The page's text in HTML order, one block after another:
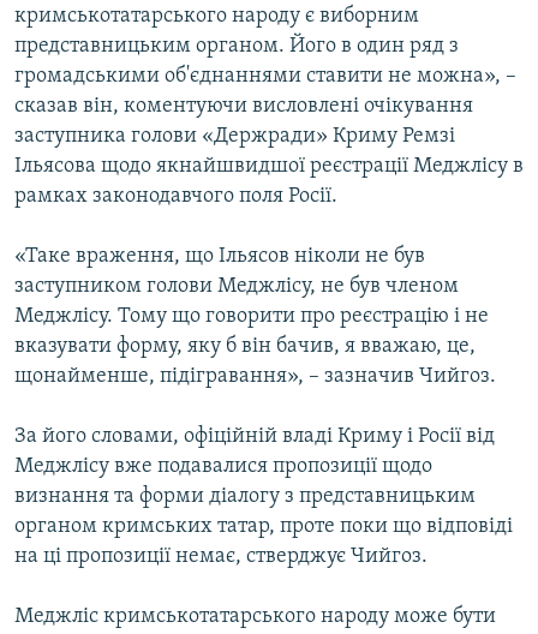
кримськотатарського народу є виборним
представницьким органом. Його в один ряд з
громадськими об'єднаннями ставити не можна», –
сказав він, коментуючи висловлені очікування
заступника голови «Держради» Криму Ремзі
Ільясова щодо якнайшвидшої реєстрації Меджлісу в
рамках законодавчого поля Росії.
«Таке враження, що Ільясов ніколи не був
заступником голови Меджлісу, не був членом
Меджлісу. Тому що говорити про реєстрацію і не
вказувати форму, яку б він бачив, я вважаю, це,
щонайменше, підігравання», – зазначив Чийгоз.
За його словами, офіційній владі Криму і Росії від
Меджлісу вже подавалися пропозиції щодо
визнання та форми діалогу з представницьким
органом кримських татар, проте поки що відповіді
на ці пропозиції немає, стверджує Чийгоз.
Меджліс кримськотатарського народу може бути